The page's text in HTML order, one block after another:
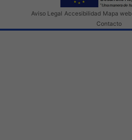
Aviso Legal Accesibilidad Mapa web
Contacto